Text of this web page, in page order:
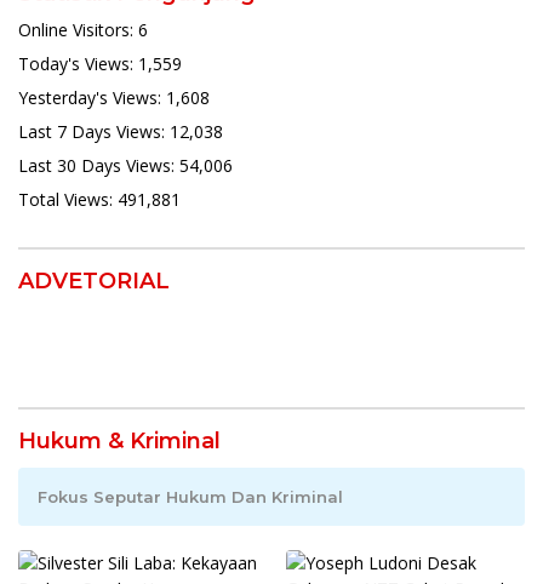
Online Visitors: 6
Today's Views: 1,559
Yesterday's Views: 1,608
Last 7 Days Views: 12,038
Last 30 Days Views: 54,006
Total Views: 491,881
ADVETORIAL
Hukum & Kriminal
Fokus Seputar Hukum Dan Kriminal